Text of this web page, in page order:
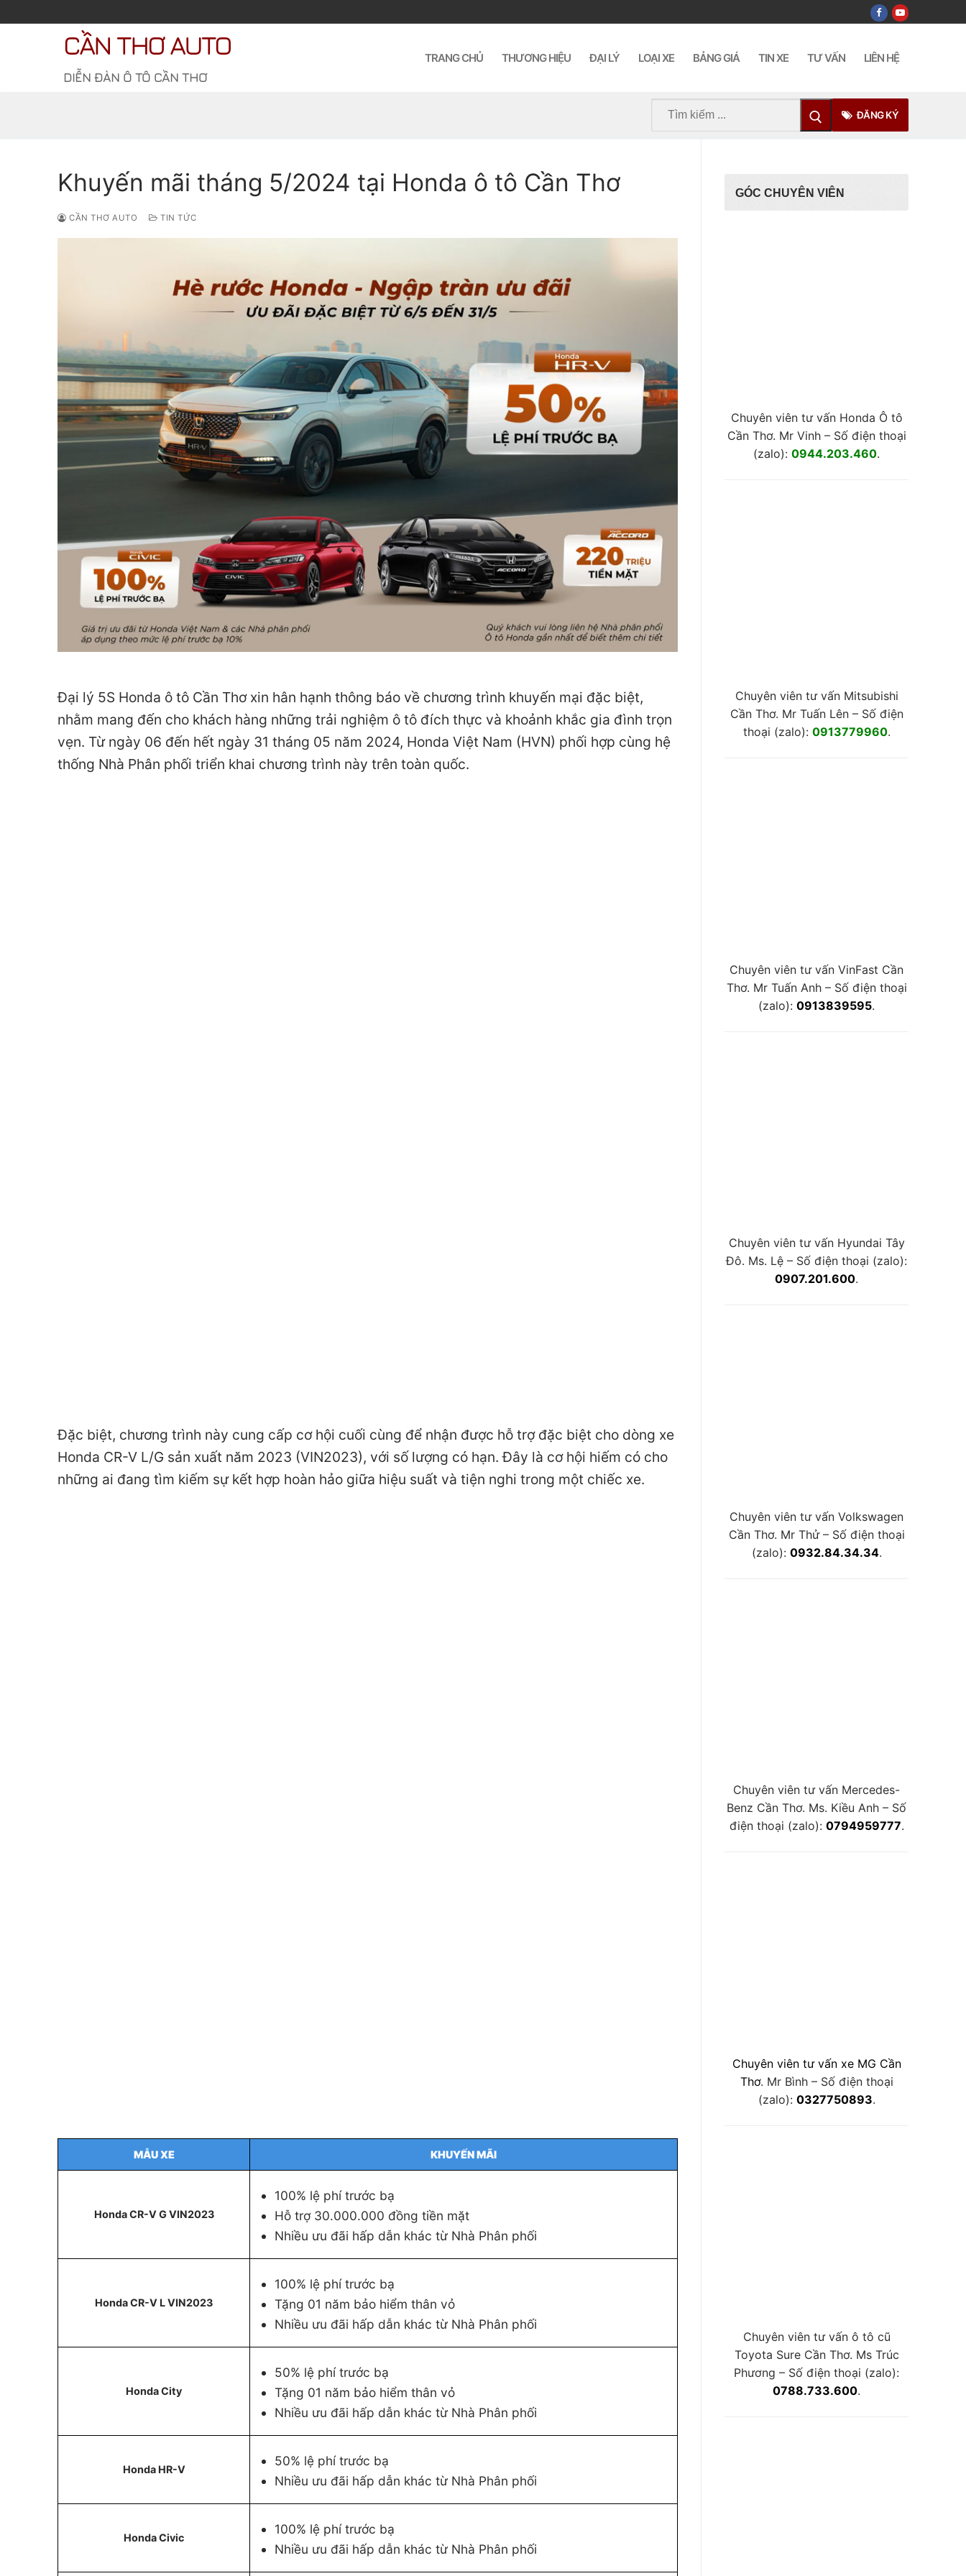
đến
CẦN THƠ AUTO
DIỄN ĐÀN Ô TÔ CẦN THƠ
TRANG CHỦ THƯƠNG HIỆU ĐẠI LÝ LOẠI XE BẢNG GIÁ TIN XE TƯ VẤN LIÊN HỆ
Tìm
ĐĂNG KÝ
Khuyến mãi tháng 5/2024 tại Honda ô tô Cần Thơ
CẦN THƠ AUTO TIN TỨC
Đại lý 5S Honda ô tô Cần Thơ xin hân hạnh thông báo về chương trình khuyến mại đặc biệt,
nhằm mang đến cho khách hàng những trải nghiệm ô tô đích thực và khoảnh khắc gia đình trọn
vẹn. Từ ngày 06 đến hết ngày 31 tháng 05 năm 2024, Honda Việt Nam (HVN) phối hợp cùng hệ
thống Nhà Phân phối triển khai chương trình này trên toàn quốc.
Đặc biệt, chương trình này cung cấp cơ hội cuối cùng để nhận được hỗ trợ đặc biệt cho dòng xe
Honda CR-V L/G sản xuất năm 2023 (VIN2023), với số lượng có hạn. Đây là cơ hội hiếm có cho
những ai đang tìm kiếm sự kết hợp hoàn hảo giữa hiệu suất và tiện nghi trong một chiếc xe.
MẪU XE KHUYẾN MÃI
Honda CR-V G VIN2023
100% lệ phí trước bạ
Hỗ trợ 30.000.000 đồng tiền mặt
Nhiều ưu đãi hấp dẫn khác từ Nhà Phân phối
Honda CR-V L VIN2023
100% lệ phí trước bạ
Tặng 01 năm bảo hiểm thân vỏ
Nhiều ưu đãi hấp dẫn khác từ Nhà Phân phối
Honda City
50% lệ phí trước bạ
Tặng 01 năm bảo hiểm thân vỏ
Nhiều ưu đãi hấp dẫn khác từ Nhà Phân phối
Honda HR-V
50% lệ phí trước bạ
Nhiều ưu đãi hấp dẫn khác từ Nhà Phân phối
Honda Civic
100% lệ phí trước bạ
Nhiều ưu đãi hấp dẫn khác từ Nhà Phân phối
GÓC CHUYÊN VIÊN
Chuyên viên tư vấn Honda Ô tô
Cần Thơ. Mr Vinh – Số điện thoại
(zalo): 0944.203.460.
Chuyên viên tư vấn Mitsubishi
Cần Thơ. Mr Tuấn Lên – Số điện
thoại (zalo): 0913779960.
Chuyên viên tư vấn VinFast Cần
Thơ. Mr Tuấn Anh – Số điện thoại
(zalo): 0913839595.
Chuyên viên tư vấn Hyundai Tây
Đô. Ms. Lệ – Số điện thoại (zalo):
0907.201.600.
Chuyên viên tư vấn Volkswagen
Cần Thơ. Mr Thử – Số điện thoại
(zalo): 0932.84.34.34.
Chuyên viên tư vấn Mercedes-
Benz Cần Thơ. Ms. Kiều Anh – Số
điện thoại (zalo): 0794959777.
Chuyên viên tư vấn xe MG Cần
Thơ. Mr Bình – Số điện thoại
(zalo): 0327750893.
Chuyên viên tư vấn ô tô cũ
Toyota Sure Cần Thơ. Ms Trúc
Phương – Số điện thoại (zalo):
0788.733.600.